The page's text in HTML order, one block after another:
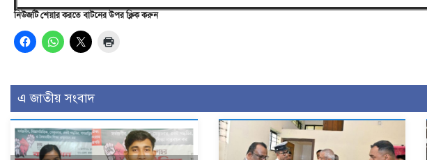
নিউজটি শেয়ার করতে বাটনের উপর ক্লিক করুন
এ জাতীয় সংবাদ